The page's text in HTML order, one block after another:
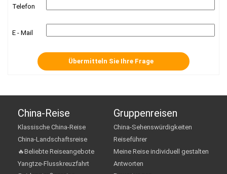
Telefon
E - Mail
China-Reise
Klassische China-Reise
China-Landschaftsreise
🔥Beliebte Reiseangebote
Yangtze-Flusskreuzfahrt
Gruppenreisen
China-Sehenswürdigkeiten
Reiseführer
Meine Reise individuell gestalten
Antworten